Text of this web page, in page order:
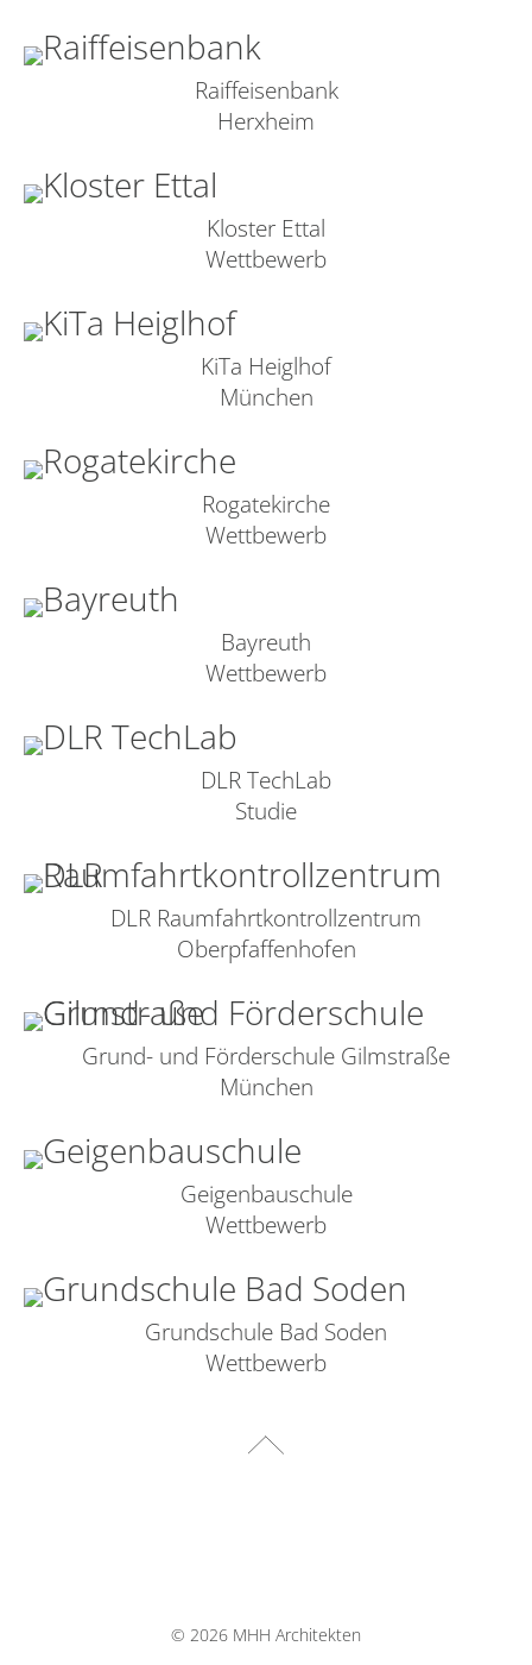
Raiffeisenbank
Herxheim
Kloster Ettal
Wettbewerb
KiTa Heiglhof
München
Rogatekirche
Wettbewerb
Bayreuth
Wettbewerb
DLR TechLab
Studie
DLR Raumfahrtkontrollzentrum
Oberpfaffenhofen
Grund- und Förderschule Gilmstraße
München
Geigenbauschule
Wettbewerb
Grundschule Bad Soden
Wettbewerb
© 2026 MHH Architekten